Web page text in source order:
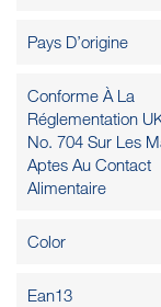
Pays D’origine
Conforme À La
Réglementation
No. 704 Sur Les
Aptes Au Contact
Alimentaire
Color
Ean13